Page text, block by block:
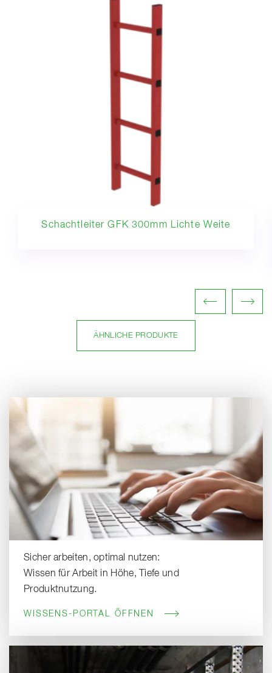
Schachtleiter GFK 300mm Lichte Weite
ÄHNLICHE PRODUKTE
Sicher arbeiten, optimal nutzen:
Wissen für Arbeit in Höhe, Tiefe und
Produktnutzung.
WISSENS-PORTAL ÖFFNEN